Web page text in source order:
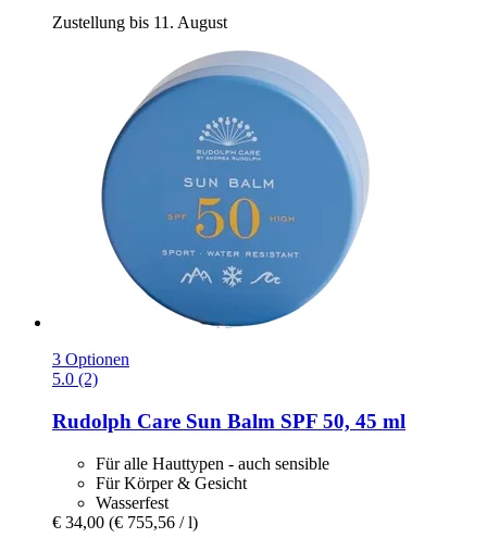
Zustellung bis 11. August
3 Optionen
5.0 (2)
Rudolph Care Sun Balm SPF 50, 45 ml
Für alle Hauttypen - auch sensible
Für Körper & Gesicht
Wasserfest
€ 34,00 (€ 755,56 / l)